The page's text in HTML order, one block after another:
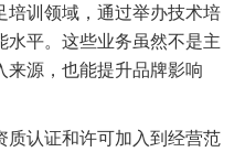
培训领域，通过举办技术培
水平。这些业务虽然不是主
来源，也能提升品牌影响
质认证和许可加入到经营范